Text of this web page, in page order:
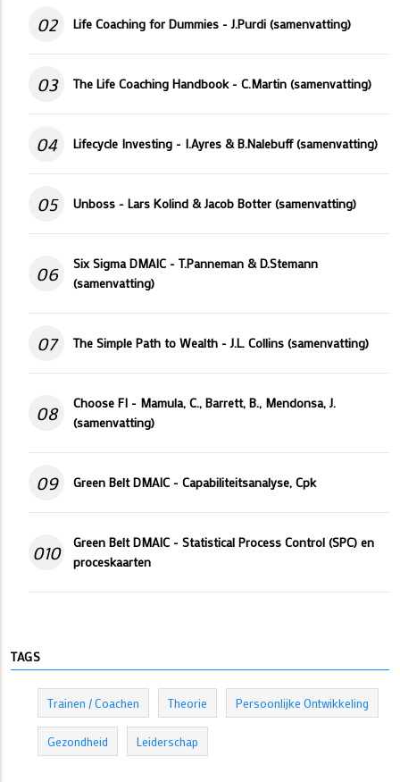
02 Life Coaching for Dummies - J.Purdi (samenvatting)
03 The Life Coaching Handbook - C.Martin (samenvatting)
04 Lifecycle Investing - I.Ayres & B.Nalebuff (samenvatting)
05 Unboss - Lars Kolind & Jacob Botter (samenvatting)
06
Six Sigma DMAIC - T.Panneman & D.Stemann
(samenvatting)
07 The Simple Path to Wealth - J.L. Collins (samenvatting)
08
Choose FI - Mamula, C., Barrett, B., Mendonsa, J.
(samenvatting)
09 Green Belt DMAIC - Capabiliteitsanalyse, Cpk
010
Green Belt DMAIC - Statistical Process Control (SPC) en
proceskaarten
TAGS
Trainen / Coachen Theorie Persoonlijke Ontwikkeling
Gezondheid Leiderschap